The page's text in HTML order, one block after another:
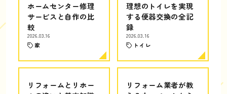
ホームセンター修理
サービスと自作の比
較
2026.03.16
家
理想のトイレを実現
する便器交換の全記
録
2026.03.16
トイレ
リフォームとリホー
リフォーム業者が教